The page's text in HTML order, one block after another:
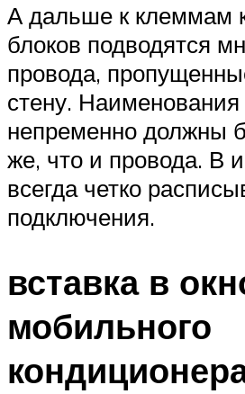
А дальше к клеммам
блоков подводятся
провода,
стену.
непременно должны
же, что и провода. В
всегда четко
подключения.
вставка в
мобильного